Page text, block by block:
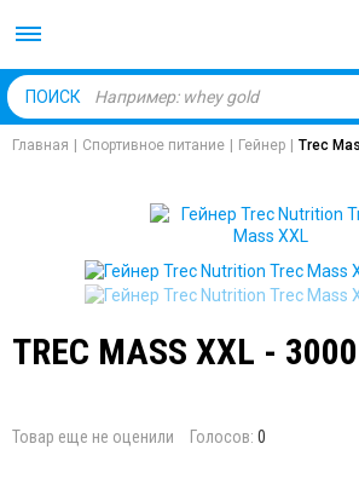
ПОИСК
Главная Спортивное питание Гейнер Trec
TREC MASS XXL -
Товар еще не оценили Голосов: 0